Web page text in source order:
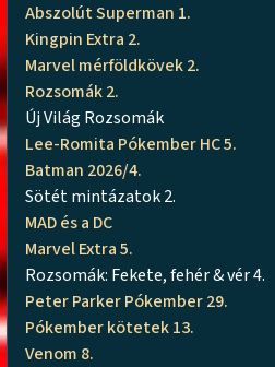
Abszolút Superman 1.
Kingpin Extra 2.
Marvel mérföldkövek 2.
Rozsomák 2.
Új Világ Rozsomák
Lee-Romita Pókember HC 5.
Batman 2026/4.
Sötét mintázatok 2.
MAD és a DC
Marvel Extra 5.
Rozsomák: Fekete, fehér & vér 4.
Peter Parker Pókember 29.
Pókember kötetek 13.
Venom 8.